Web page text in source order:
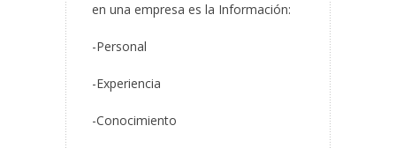
en una empresa es la Información:
-Personal
-Experiencia
-Conocimiento